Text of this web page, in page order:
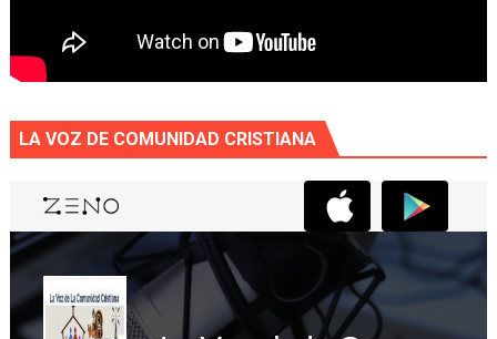
LA VOZ DE COMUNIDAD CRISTIANA